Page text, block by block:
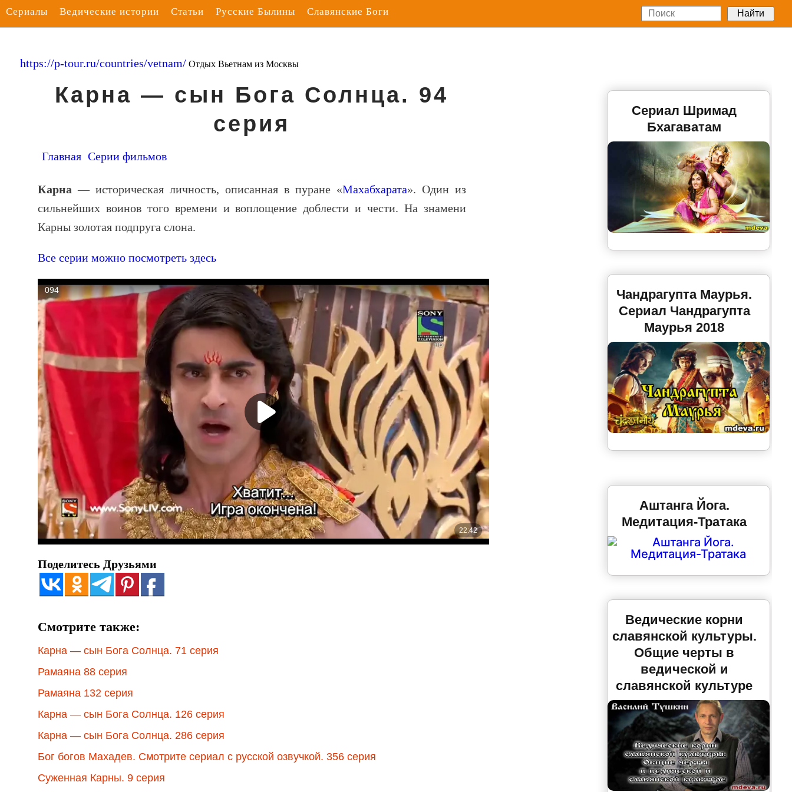
Сериалы Ведические истории Статьи Русские Былины Славянские Боги
https://p-tour.ru/countries/vetnam/ Отдых Вьетнам из Москвы
Карна — сын Бога Солнца. 94
серия
Главная Серии фильмов
Карна — историческая личность, описанная в пуране «Махабхарата». Один из
сильнейших воинов того времени и воплощение доблести и чести. На знамени
Карны золотая подпруга слона.
Все серии можно посмотреть здесь
Поделитесь Друзьями
Смотрите также:
Карна — сын Бога Солнца. 71 серия
Рамаяна 88 серия
Рамаяна 132 серия
Карна — сын Бога Солнца. 126 серия
Карна — сын Бога Солнца. 286 серия
Бог богов Махадев. Смотрите сериал с русской озвучкой. 356 серия
Суженная Карны. 9 серия
Сериал Шримад
Бхагаватам
Чандрагупта Маурья.
Сериал Чандрагупта
Маурья 2018
Аштанга Йога.
Медитация-Тратака
Ведические корни
славянской культуры.
Общие черты в
ведической и
славянской культуре